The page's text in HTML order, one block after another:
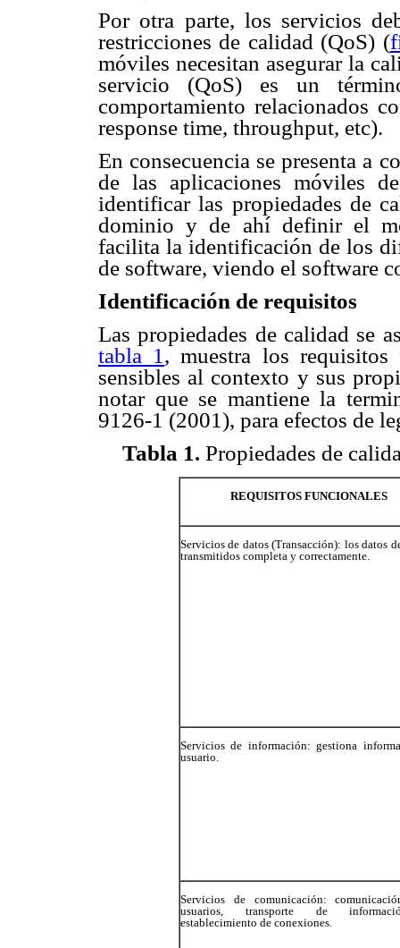
Por otra parte, los servicios
restricciones de calidad (QoS) (
móviles necesitan asegurar la
servicio (QoS) es un
comportamiento relacionados
response time, throughput, etc).
En consecuencia se presenta a
de las aplicaciones móviles
identificar las propiedades de
dominio y de ahí definir el
facilita la identificación de los
de software, viendo el software
Identificación de requisitos
Las propiedades de calidad se
tabla 1 , muestra los requisitos
sensibles al contexto y sus
notar que se mantiene la
9126-1 (2001), para efectos de
Tabla 1. Propiedades de
REQUISITOS FUNCIONALES
Servicios de datos (Transacción): los datos
transmitidos completa y correctamente.
Servicios de información: gestiona
usuario.
Servicios de comunicación:
usuarios, transporte de
establecimiento de conexiones.